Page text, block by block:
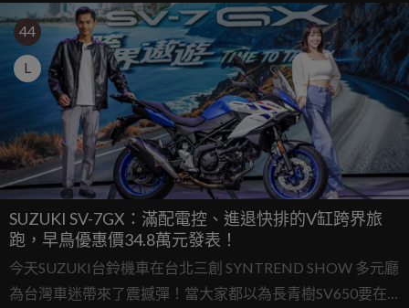
44
L
SUZUKI SV-7GX：滿配電控、進退快排的V缸跨界旅
跑，早鳥優惠價34.8萬元發表！
今天SUZUKI台鈴機車在台北三創 SYNTREND SHOW 多元廳
為台灣車迷帶來了震撼彈！當大家都以為長青樹SV650要在